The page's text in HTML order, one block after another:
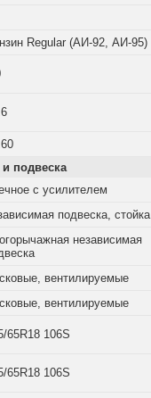
Regular (АИ-92, АИ-95)
подвеска
с усилителем
подвеска, стойка
независимая
вентилируемые
вентилируемые
65R18 106S
65R18 106S